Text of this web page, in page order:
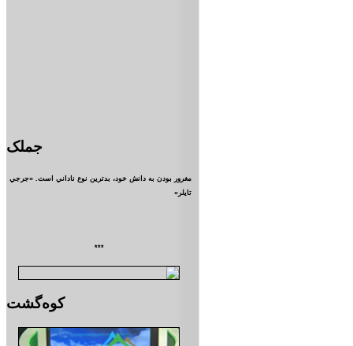
جملک
مغرور بودن به دانش خود، بدترين نوع ناداني است. «جرجي
تايلر»
***
کوه‌گشت